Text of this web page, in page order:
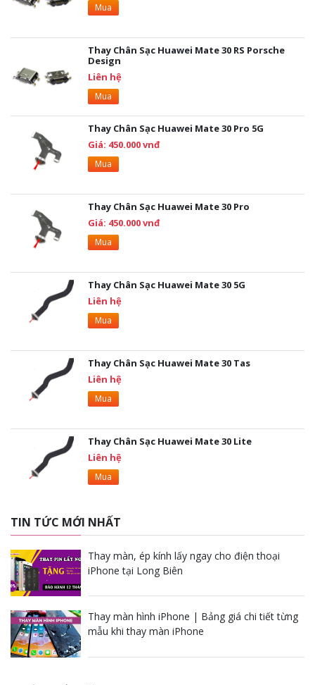
Mua
Thay Chân Sạc Huawei Mate 30 RS Porsche
Design
Liên hệ
Mua
Thay Chân Sạc Huawei Mate 30 Pro 5G
Giá: 450.000 vnđ
Mua
Thay Chân Sạc Huawei Mate 30 Pro
Giá: 450.000 vnđ
Mua
Thay Chân Sạc Huawei Mate 30 5G
Liên hệ
Mua
Thay Chân Sạc Huawei Mate 30 Tas
Liên hệ
Mua
Thay Chân Sạc Huawei Mate 30 Lite
Liên hệ
Mua
TIN TỨC MỚI NHẤT
Thay màn, ép kính lấy ngay cho điện thoại
iPhone tại Long Biên
Thay màn hình iPhone | Bảng giá chi tiết từng
mẫu khi thay màn iPhone